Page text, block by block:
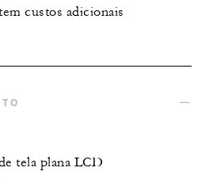
custos adicionais
tela plana LCD